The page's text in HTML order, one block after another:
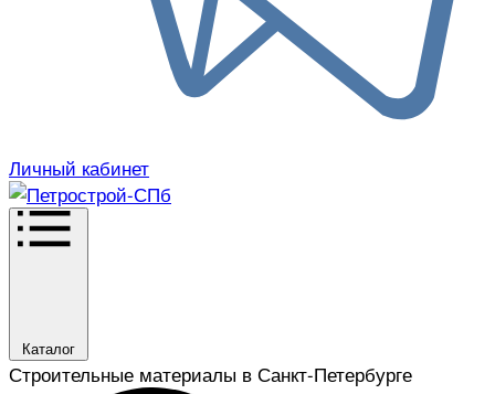
Личный кабинет
Каталог
Строительные материалы в Санкт-Петербурге